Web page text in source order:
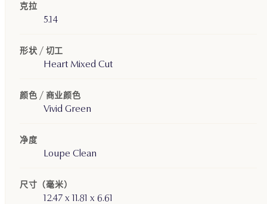
克拉
5.14
形状 / 切工
Heart Mixed Cut
颜色 / 商业颜色
Vivid Green
净度
Loupe Clean
尺寸（毫米）
12.47 x 11.81 x 6.61